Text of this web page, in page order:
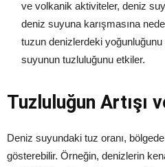
ve volkanik aktiviteler, deniz
deniz suyuna karışmasına
tuzun denizlerdeki yoğunluğunu
suyunun tuzluluğunu etkiler.
Tuzluluğun Artışı
Deniz suyundaki tuz oranı,
gösterebilir. Örneğin, denizlerin